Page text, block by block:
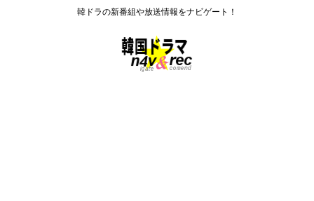
韓ドラの新番組や放送情報をナビゲート！